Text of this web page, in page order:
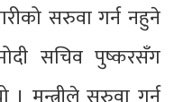
सरुवा गर्न नहुने
सचिव पुष्करसँग